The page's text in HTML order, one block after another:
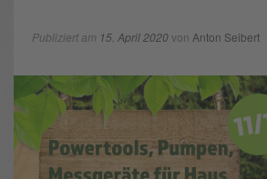
Publiziert am 15. April 2020von Anton Seibert